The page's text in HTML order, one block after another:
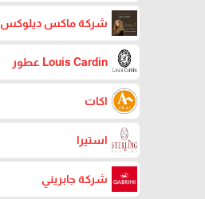
شركة ماكس ديلوكس
Louis Cardin عطور
اكات
استيرا
شركة جابريني